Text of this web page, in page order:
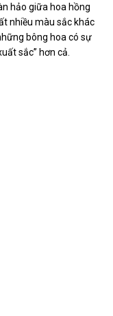
hảo giữa hoa hồng
nhiều màu sắc khác
bông hoa có sự
sắc” hơn cả.